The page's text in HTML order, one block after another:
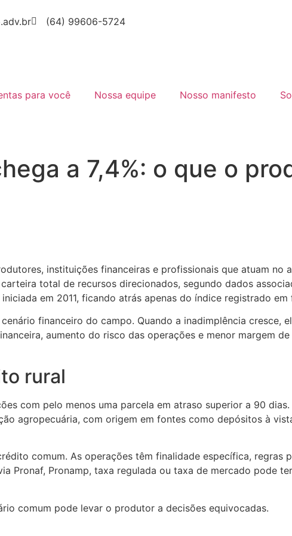
(64) 99606-5724
para você Nossa equipe Nosso manifesto
a 7,4%: o que o
instituições financeiras e profissionais que atuam no
total de recursos direcionados, segundo dados
em 2011, ficando atrás apenas do índice registrado
financeiro do campo. Quando a inadimplência cresce,
aumento do risco das operações e menor margem
rural
com pelo menos uma parcela em atraso superior a 90
agropecuária, com origem em fontes como depósitos à
comum. As operações têm finalidade específica, regras
Pronaf, Pronamp, taxa regulada ou taxa de mercado pode
comum pode levar o produtor a decisões equivocadas.